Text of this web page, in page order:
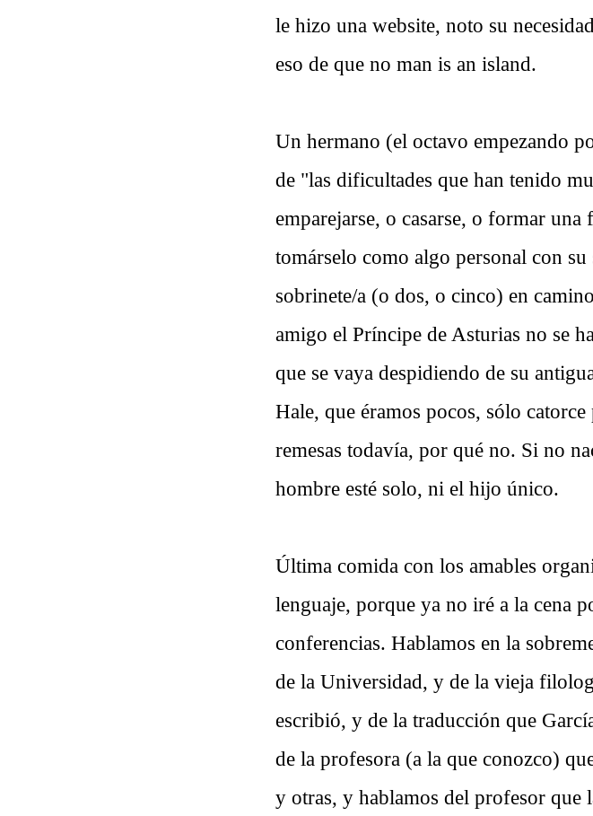
le hizo una website, noto su
eso de que no man is an island.
Un hermano (el octavo empezando
de "las dificultades que han tenido
emparejarse, o casarse, o formar
tomárselo como algo personal con
sobrinete/a (o dos, o cinco) en
amigo el Príncipe de Asturias no se
que se vaya despidiendo de su
Hale, que éramos pocos, sólo
remesas todavía, por qué no. Si no
hombre esté solo, ni el hijo único.
Última comida con los amables
lenguaje, porque ya no iré a la cena
conferencias. Hablamos en la
de la Universidad, y de la vieja
escribió, y de la traducción que
de la profesora (a la que conozco)
y otras, y hablamos del profesor que